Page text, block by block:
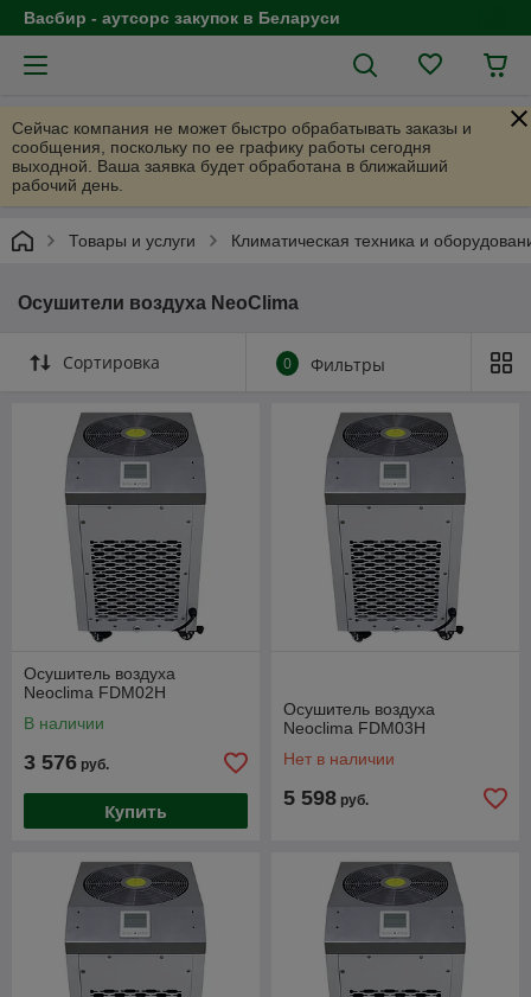
Васбир - аутсорс закупок в Беларуси
Сейчас компания не может быстро обрабатывать заказы и
сообщения, поскольку по ее графику работы сегодня
выходной. Ваша заявка будет обработана в ближайший
рабочий день.
Товары и услуги Климатическая техника и
Осушители воздуха NeoClima
Сортировка 0 Фильтры
Осушитель воздуха
Neoclima FDM02H
В наличии
3 576 руб.
Купить
Осушитель воздуха
Neoclima FDM03H
Нет в наличии
5 598 руб.